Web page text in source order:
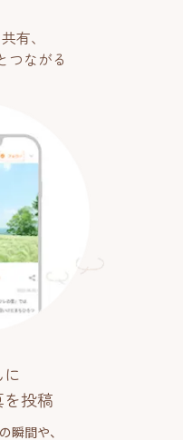
有、
つながる
投稿
瞬間や、